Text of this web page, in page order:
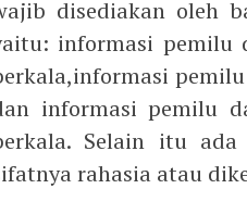
disediakan oleh
informasi pemilu
informasi pemilu
Selain itu
rahasia atau